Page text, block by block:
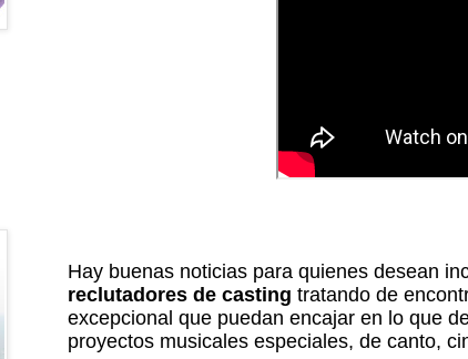
Hay buenas noticias para quienes desean
reclutadores de casting tratando de
excepcional que puedan encajar en lo que
proyectos musicales especiales, de canto,